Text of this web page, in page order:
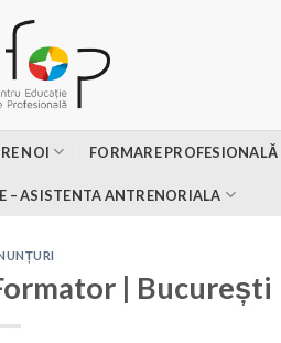
NOI FORMARE PROFESIONALĂ
– ASISTENTA ANTRENORIALA
| București